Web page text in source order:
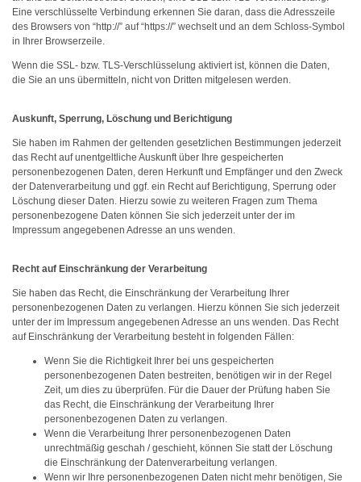
Eine verschlüsselte Verbindung erkennen Sie daran, dass die Adresszeile
des Browsers von “http://” auf “https://” wechselt und an dem Schloss-Symbol
in Ihrer Browserzeile.
Wenn die SSL- bzw. TLS-Verschlüsselung aktiviert ist, können die Daten,
die Sie an uns übermitteln, nicht von Dritten mitgelesen werden.
Auskunft, Sperrung, Löschung und Berichtigung
Sie haben im Rahmen der geltenden gesetzlichen Bestimmungen jederzeit
das Recht auf unentgeltliche Auskunft über Ihre gespeicherten
personenbezogenen Daten, deren Herkunft und Empfänger und den Zweck
der Datenverarbeitung und ggf. ein Recht auf Berichtigung, Sperrung oder
Löschung dieser Daten. Hierzu sowie zu weiteren Fragen zum Thema
personenbezogene Daten können Sie sich jederzeit unter der im
Impressum angegebenen Adresse an uns wenden.
Recht auf Einschränkung der Verarbeitung
Sie haben das Recht, die Einschränkung der Verarbeitung Ihrer
personenbezogenen Daten zu verlangen. Hierzu können Sie sich jederzeit
unter der im Impressum angegebenen Adresse an uns wenden. Das Recht
auf Einschränkung der Verarbeitung besteht in folgenden Fällen:
Wenn Sie die Richtigkeit Ihrer bei uns gespeicherten
personenbezogenen Daten bestreiten, benötigen wir in der Regel
Zeit, um dies zu überprüfen. Für die Dauer der Prüfung haben Sie
das Recht, die Einschränkung der Verarbeitung Ihrer
personenbezogenen Daten zu verlangen.
Wenn die Verarbeitung Ihrer personenbezogenen Daten
unrechtmäßig geschah / geschieht, können Sie statt der Löschung
die Einschränkung der Datenverarbeitung verlangen.
Wenn wir Ihre personenbezogenen Daten nicht mehr benötigen, Sie